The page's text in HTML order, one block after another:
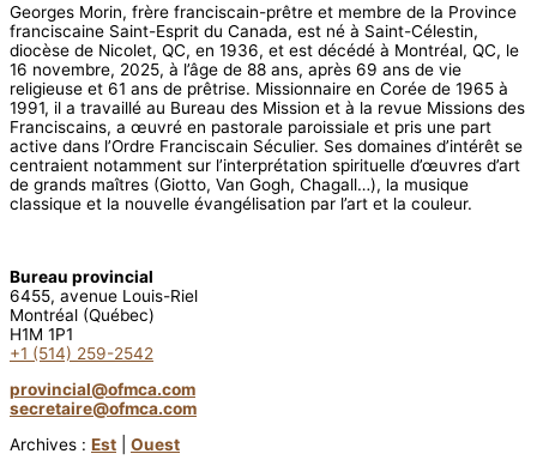
Georges Morin, frère franciscain-prêtre et membre de la Province
franciscaine Saint-Esprit du Canada, est né à Saint-Célestin,
diocèse de Nicolet, QC, en 1936, et est décédé à Montréal, QC, le
16 novembre, 2025, à l’âge de 88 ans, après 69 ans de vie
religieuse et 61 ans de prêtrise. Missionnaire en Corée de 1965 à
1991, il a travaillé au Bureau des Mission et à la revue Missions des
Franciscains, a œuvré en pastorale paroissiale et pris une part
active dans l’Ordre Franciscain Séculier. Ses domaines d’intérêt se
centraient notamment sur l’interprétation spirituelle d’œuvres d’art
de grands maîtres (Giotto, Van Gogh, Chagall…), la musique
classique et la nouvelle évangélisation par l’art et la couleur.
Bureau provincial
6455, avenue Louis-Riel
Montréal (Québec)
H1M 1P1
+1 (514) 259-2542
provincial@ofmca.com
secretaire@ofmca.com
Archives : Est Ouest